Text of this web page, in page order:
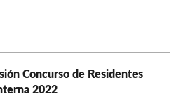
Concurso de Residentes
2022